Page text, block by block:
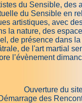
du Sensible, des
du Sensible en
artistiques, avec
la nature, des
de présence dans
de l'art martial
l’évènement
Ouverture du
des